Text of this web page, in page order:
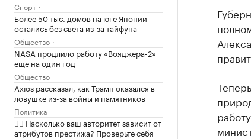
Спорт
Более 50 тыс. домов на юге Японии
остались без света из-за тайфуна
Общество
NASA продлило работу «Вояджера-2»
еще на один год
Общество
Axios рассказал, как Трамп оказался в
ловушке из-за войны и памятников
Политика
✍🏻 Насколько ваш авторитет зависит от
атрибутов престижа? Проверьте себя